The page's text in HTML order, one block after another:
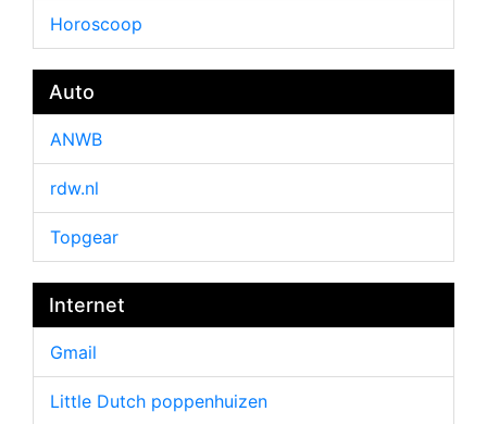
Horoscoop
Auto
ANWB
rdw.nl
Topgear
Internet
Gmail
Little Dutch poppenhuizen